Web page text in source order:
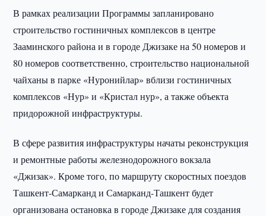
В рамках реализации Программы запланировано
строительство гостиничных комплексов в центре
Зааминского района и в городе Джизаке на 50 номеров и
80 номеров соответственно, строительство национальной
чайханы в парке «Нуронийлар» вблизи гостиничных
комплексов «Нур» и «Кристал нур», а также объекта
придорожной инфраструктуры.
В сфере развития инфраструктуры начаты реконструкция
и ремонтные работы железнодорожного вокзала
«Джизак». Кроме того, по маршруту скоростных поездов
Ташкент-Самарканд и Самарканд-Ташкент будет
организована остановка в городе Джизаке для создания